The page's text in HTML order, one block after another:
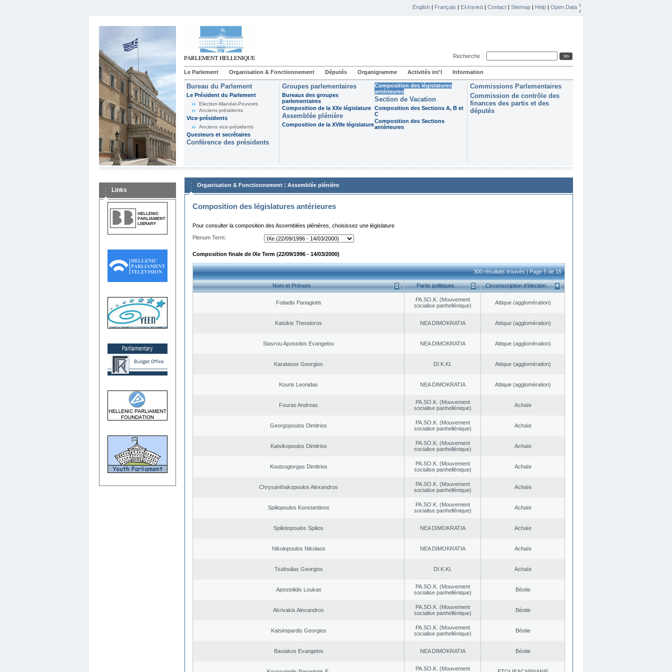
English | Français | Ελληνικά | Contact | Sitemap | Help | Open Data
Recherche
Le Parlement Organisation & Fonctionnement Députés Organigramme Activités int'l Information
Bureau du Parlement
Le Président du Parlement
Election-Mandat-Pouvoirs
Anciens présidents
Vice-présidents
Anciens vice-présidents
Questeurs et secrétaires
Conférence des présidents
Groupes parlementaires
Bureaux des groupes
parlementaires
Composition de la XXe législature
Assemblée plénière
Composition de la XVIIe législature
Composition des législatures
antérieures
Section de Vacation
Composition des Sections A, B et
C
Composition des Sections
antérieures
Commissions Parlementaires
Commission de contrôle des
finances des partis et des
députés
Links
Organisation & Fonctionnement : Assemblée plénière
Composition des législatures antérieures
Pour consulter la composition des Assemblées plénières, choisissez une législature
Plenum Term:
Composition finale de IXe Term (22/09/1996 - 14/03/2000)
300 résultats trouvés | Page 5 de 15
Nom et Prénom Partis politiques Circonscription d’élection
Fotiadis Panagiotis
PA.SO.K. (Mouvement
socialise panhellénique)
Αttique (agglomération)
Katsikis Theodoros NEA DΙMOKRATIA Αttique (agglomération)
Stavrou Apostolos Evangelou NEA DΙMOKRATIA Αttique (agglomération)
Karatasos Georgios DI.K.KI. Αttique (agglomération)
Kouris Leonidas NEA DΙMOKRATIA Αttique (agglomération)
Fouras Andreas
PA.SO.K. (Mouvement
socialise panhellénique)
Achaïe
Georgopoulos Dimitrios
PA.SO.K. (Mouvement
socialise panhellénique)
Achaïe
Katsikopoulos Dimitrios
PA.SO.K. (Mouvement
socialise panhellénique)
Achaïe
Koutsogiorgas Dimitrios
PA.SO.K. (Mouvement
socialise panhellénique)
Achaïe
Chrysanthakopoulos Alexandros
PA.SO.K. (Mouvement
socialise panhellénique)
Achaïe
Spiliopoulos Konstantinos
PA.SO.K. (Mouvement
socialise panhellénique)
Achaïe
Spiliotopoulos Spilios NEA DΙMOKRATIA Achaïe
Nikolopoulos Nikolaos NEA DΙMOKRATIA Achaïe
Tsafoulias Georgios DI.K.KI. Achaïe
Apostolidis Loukas
PA.SO.K. (Mouvement
socialise panhellénique)
Béotie
Akrivakis Alexandros
PA.SO.K. (Mouvement
socialise panhellénique)
Béotie
Katsimpardis Georgios
PA.SO.K. (Mouvement
socialise panhellénique)
Béotie
Basiakos Evangelos NEA DΙMOKRATIA Béotie
PA.SO.K. (Mouvement